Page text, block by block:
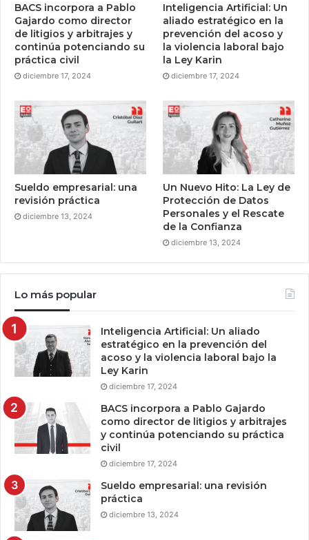
BACS incorpora a Pablo
Gajardo como director
de litigios y arbitrajes y
continúa potenciando su
práctica civil
diciembre 17, 2024
Inteligencia Artificial: Un
aliado estratégico en la
prevención del acoso y
la violencia laboral bajo
la Ley Karin
diciembre 17, 2024
Sueldo empresarial: una
revisión práctica
diciembre 13, 2024
Un Nuevo Hito: La Ley de
Protección de Datos
Personales y el Rescate
de la Confianza
diciembre 13, 2024
Lo más popular
Inteligencia Artificial: Un aliado
estratégico en la prevención del
acoso y la violencia laboral bajo la
Ley Karin
diciembre 17, 2024
BACS incorpora a Pablo Gajardo
como director de litigios y arbitrajes
y continúa potenciando su práctica
civil
diciembre 17, 2024
Sueldo empresarial: una revisión
práctica
diciembre 13, 2024